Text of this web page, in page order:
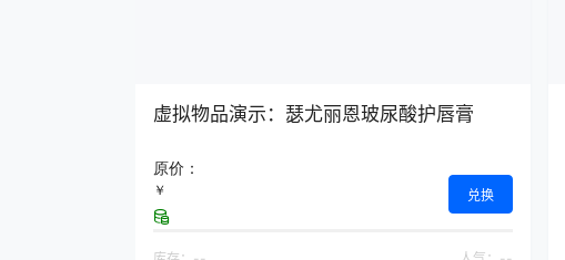
虚拟物品演示：瑟尤丽恩玻尿酸护唇膏
原价：
￥ 兑换